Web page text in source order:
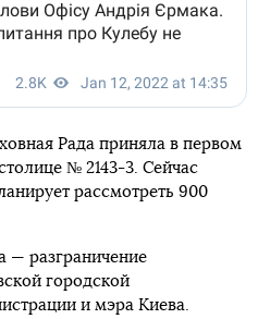
Рада приняла в первом
№ 2143-3. Сейчас
рассмотреть 900
— разграничение
городской
и мэра Киева.